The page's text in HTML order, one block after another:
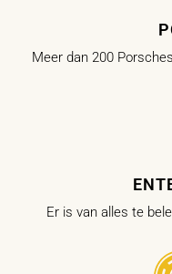
Meer dan 200
Er is van alles te